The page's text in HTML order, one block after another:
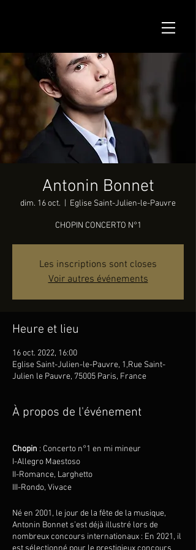
Antonin Bonnet
dim. 16 oct. Eglise Saint-Julien-le-Pauvre
CHOPIN CONCERTO N°1
Les inscriptions sont closes
Voir autres événements
Heure et lieu
16 oct. 2022, 16:00
Eglise Saint-Julien-le-Pauvre, 1,Rue Saint-
Julien le Pauvre, 75005 Paris, France
À propos de l'événement
Chopin : Concerto n°1 en mi mineur
I-Allegro Maestoso
II-Romance, Larghetto
III-Rondo, Vivace
Né en 2001, le jour de la fête de la musique,
Antonin Bonnet s’est déjà illustré lors de
nombreux concours internationaux : En 2021, il